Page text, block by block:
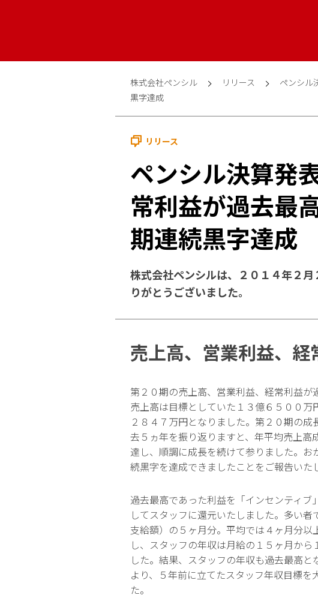
株式会社ペンシル リリース
ペンシル
黒字達成
リリース
ペンシル決算発
常利益が過去最
期連続黒字達成
株式会社ペンシルは、２０１４年２
りがとうございました。
売上高、営業利益、
第２０期の売上高、営業利益、経常利益が
売上高は目標としていた１３億６５００万
２８４７万円となりました。第２０期の成
去５ヵ年を振り返りますと、年平均売上高
達し、順調に成長を続けて参りました。お
続黒字を達成できましたことをご報告いた
過去最高であった利益を「インセンティブ
してスタッフに還元いたしました。多い者
支給額）の５ヶ月分。平均では４ヶ月分以
し、スタッフの年収は月給の１５ヶ月から
した。結果、スタッフの年収も過去最高と
より、５年前に立てたスタッフ年収目標を
た。